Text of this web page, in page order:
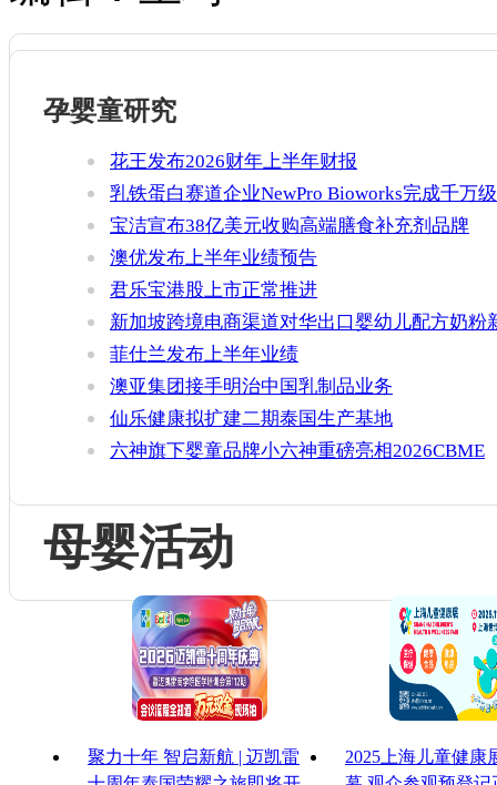
孕婴童研究
花王发布2026财年上半年财报
乳铁蛋白赛道企业NewPro Bioworks完成千万级
融资
宝洁宣布38亿美元收购高端膳食补充剂品牌
Thorne
澳优发布上半年业绩预告
君乐宝港股上市正常推进
新加坡跨境电商渠道对华出口婴幼儿配方奶粉
增官方健康证书通关要求
菲仕兰发布上半年业绩
澳亚集团接手明治中国乳制品业务
仙乐健康拟扩建二期泰国生产基地
六神旗下婴童品牌小六神重磅亮相2026CBME
母婴活动
聚力十年 智启新航 | 迈凯雷
2025上海儿童健康